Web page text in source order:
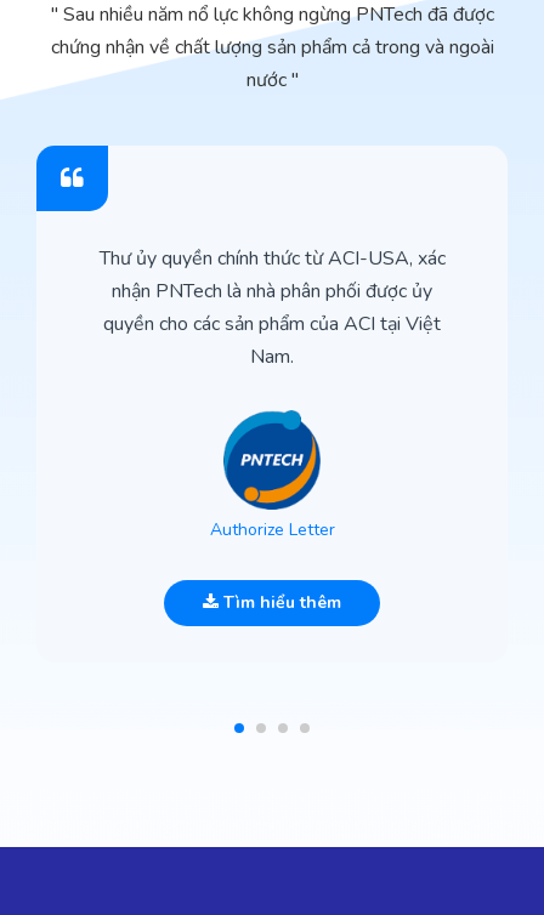
" Sau nhiều năm nổ lực không ngừng PNTech đã được
chứng nhận về chất lượng sản phẩm cả trong và ngoài
nước "
Thư ủy quyền chính thức từ ACI-USA, xác
nhận PNTech là nhà phân phối được ủy
quyền cho các sản phẩm của ACI tại Việt
Nam.
Authorize Letter
Tìm hiểu thêm